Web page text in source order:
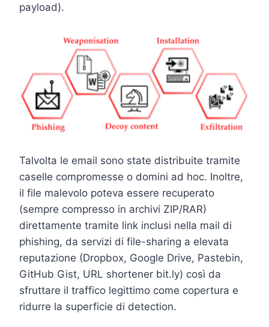
payload).
Talvolta le email sono state distribuite tramite
caselle compromesse o domini ad hoc. Inoltre,
il file malevolo poteva essere recuperato
(sempre compresso in archivi ZIP/RAR)
direttamente tramite link inclusi nella mail di
phishing, da servizi di file-sharing a elevata
reputazione (Dropbox, Google Drive, Pastebin,
GitHub Gist, URL shortener bit.ly) così da
sfruttare il traffico legittimo come copertura e
ridurre la superficie di detection.